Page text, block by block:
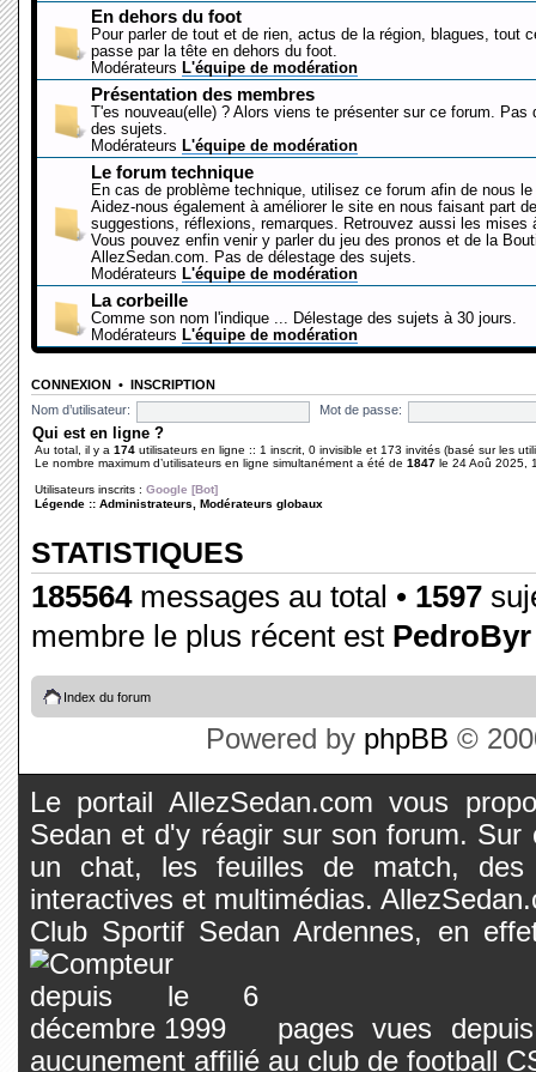
En dehors du foot
Pour parler de tout et de rien, actus de la région, blagues, tout
passe par la tête en dehors du foot.
Modérateurs L'équipe de modération
Présentation des membres
T'es nouveau(elle) ? Alors viens te présenter sur ce forum. Pas
des sujets.
Modérateurs L'équipe de modération
Le forum technique
En cas de problème technique, utilisez ce forum afin de nous le
Aidez-nous également à améliorer le site en nous faisant part
suggestions, réflexions, remarques. Retrouvez aussi les mises
Vous pouvez enfin venir y parler du jeu des pronos et de la
AllezSedan.com. Pas de délestage des sujets.
Modérateurs L'équipe de modération
La corbeille
Comme son nom l'indique ... Délestage des sujets à 30 jours.
Modérateurs L'équipe de modération
CONNEXION • INSCRIPTION
Nom d’utilisateur:
Mot de passe:
Qui est en ligne ?
Au total, il y a 174 utilisateurs en ligne :: 1 inscrit, 0 invisible et 173 invités (basé sur les
Le nombre maximum d’utilisateurs en ligne simultanément a été de 1847 le 24 Aoû 2025,
Utilisateurs inscrits : Google [Bot]
Légende :: Administrateurs Modérateurs globaux
STATISTIQUES
185564messages au total • 1597
membre le plus récent est PedroByr
Index du forum
Powered by phpBB ©
Le portail AllezSedan.com vous
Sedan et d'y réagir sur son forum.
un chat, les feuilles de match, des
interactives et multimédias.
Club Sportif Sedan Ardennes, en
pages vues
aucunement affilié au club de football